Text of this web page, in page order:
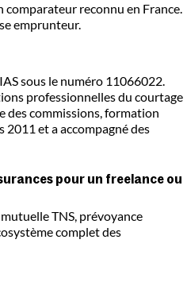
comparateur reconnu en France.
emprunteur.
sous le numéro 11066022.
professionnelles du courtage
des commissions, formation
et a accompagné des
pour un freelance ou
TNS, prévoyance
complet des